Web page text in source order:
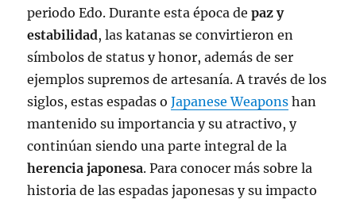
periodo Edo. Durante esta época depaz y
estabilidad, las katanas se convirtieron en
símbolos de status y honor, además de ser
ejemplos supremos de artesanía. A través de los
siglos, estas espadas oJapanese Weapons han
mantenido su importancia y su atractivo, y
continúan siendo una parte integral de la
herencia japonesa. Para conocer más sobre la
historia de las espadas japonesas y su impacto